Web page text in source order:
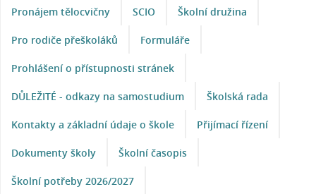
Pronájem tělocvičny SCIO Školní družina
Pro rodiče přeškoláků Formuláře
Prohlášení o přístupnosti stránek
DŮLEŽITÉ - odkazy na samostudium Školská rada
Kontakty a základní údaje o škole Přijímací řízení
Dokumenty školy Školní časopis
Školní potřeby 2026/2027